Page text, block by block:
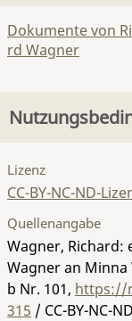
Dokumente von
rd Wagner
Lizenz
CC-BY-NC-ND-
Quellenangabe
Wagner, Richard:
Wagner an Minna
b Nr. 101, https://
315 / CC-BY-NC-